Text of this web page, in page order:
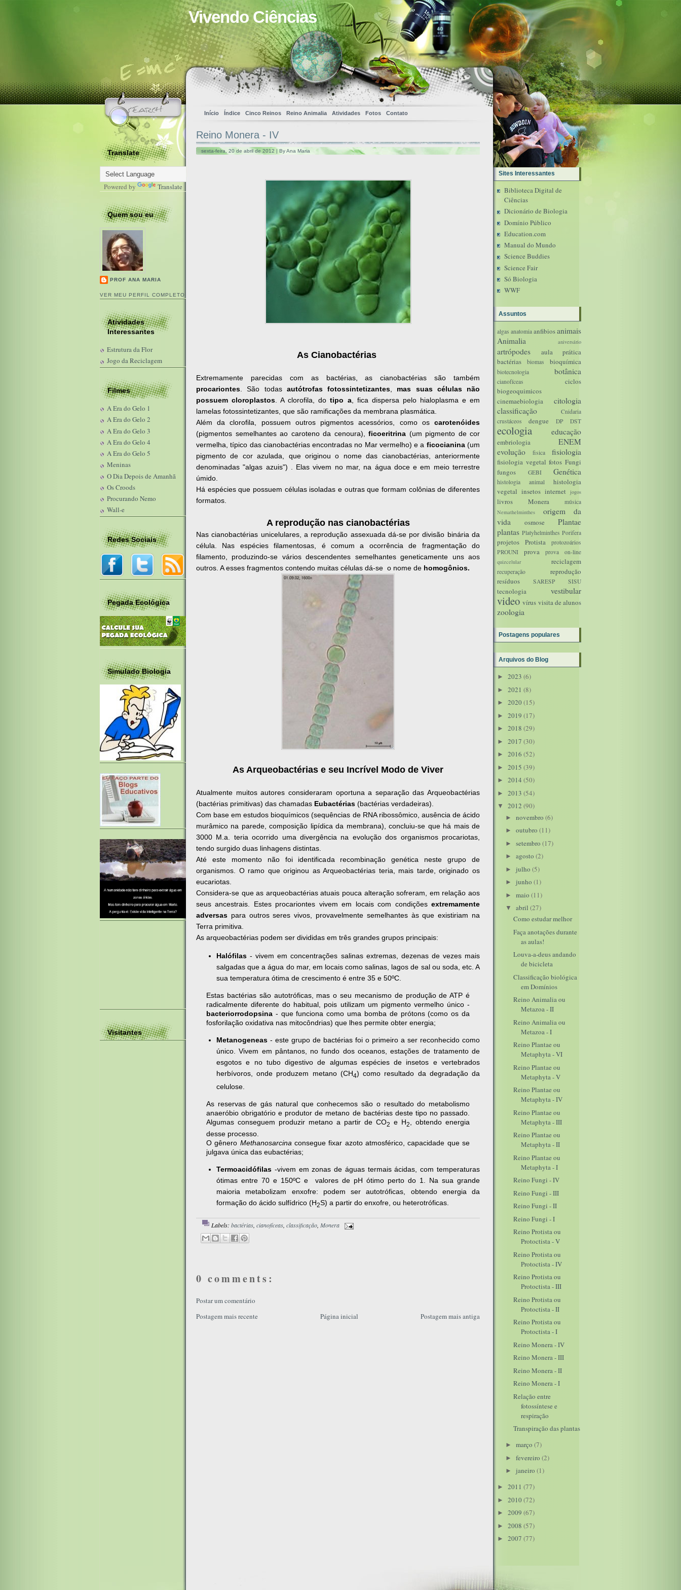
Vivendo Ciências
Início Índice Cinco Reinos Reino Animalia Atividades Fotos Contato
Translate
Powered by Translate
Quem sou eu
PROF ANA MARIA
VER MEU PERFIL COMPLETO
Atividades
Interessantes
Estrutura da Flor
Jogo da Reciclagem
Filmes
A Era do Gelo 1
A Era do Gelo 2
A Era do Gelo 3
A Era do Gelo 4
A Era do Gelo 5
Meninas
O Dia Depois de Amanhã
Os Croods
Procurando Nemo
Wall-e
Redes Sociais
Pegada Ecológica
Simulado Biologia
Visitantes
Reino Monera - IV
sexta-feira, 20 de abril de 2012 | By Ana Maria
As Cianobactérias
Extremamente parecidas com as bactérias, as cianobactérias são também
procariontes . São todas autótrofas fotossintetizantes
mas suas células não
possuem cloroplastos . A clorofila, dotipo a, fica dispersa pelo hialoplasma e em
lamelas fotossintetizantes, que são ramificações da membrana plasmática.
Além da clorofila, possuem outros pigmentos acessórios, como os carotenóides
(pigmentos semelhantes ao caroteno da cenoura), ficoeritrina (um pigmento de cor
vermelha, típico das cianobactérias encontradas no Mar vermelho) e a ficocianina(um
pigmento de cor azulada, que originou o nome das cianobactérias, anteriormente
denominadas "algas azuis") . Elas vivem no mar, na água doce e em meio terrestre
úmido.
Há espécies que possuem células isoladas e outras que formam colônias de diferentes
formatos.
A reprodução nas cianobactérias
Nas cianobactérias unicelulares, a reprodução assexuada dá-se por divisão binária da
célula. Nas espécies filamentosas, é comum a ocorrência de fragmentação do
filamento, produzindo-se vários descendentes semelhantes geneticamente uns aos
outros. A esses fragmentos contendo muitas células dá-se o nome de homogônios.
As Arqueobactérias e seu Incrível Modo de Viver
Atualmente muitos autores consideraram oportuna a separação das Arqueobactérias
(bactérias primitivas) das chamadas Eubactérias (bactérias verdadeiras).
Com base em estudos bioquímicos (sequências de RNA ribossômico, ausência de ácido
murâmico na parede, composição lipídica da membrana), concluiu-se que há mais de
3000 M.a. teria ocorrido uma divergência na evolução dos organismos procariotas,
tendo surgido duas linhagens distintas.
Até este momento não foi identificada recombinação genética neste grupo de
organismos. O ramo que originou as Arqueobactérias teria, mais tarde, originado os
eucariotas.
Considera-se que as arqueobactérias atuais pouca alteração sofreram, em relação aos
seus ancestrais. Estes procariontes vivem em locais com condições extremamente
adversas para outros seres vivos, provavelmente semelhantes às que existiriam na
Terra primitiva.
As arqueobactérias podem ser divididas em três grandes grupos principais:
Halófilas - vivem em concentrações salinas extremas, dezenas de vezes mais
salgadas que a água do mar, em locais como salinas, lagos de sal ou soda, etc. A
sua temperatura ótima de crescimento é entre 35 e 50ºC.
Estas bactérias são autotróficas, mas o seu mecanismo de produção de ATP é
radicalmente diferente do habitual, pois utilizam um pigmento vermelho único -
bacteriorrodopsina - que funciona como uma bomba de prótons (como os da
fosforilação oxidativa nas mitocôndrias) que lhes permite obter energia;
Metanogeneas - este grupo de bactérias foi o primeiro a ser reconhecido como
único. Vivem em pântanos, no fundo dos oceanos, estações de tratamento de
esgotos e no tubo digestivo de algumas espécies de insetos e vertebrados
herbívoros, onde produzem metano (CH4) como resultado da degradação da
celulose.
As reservas de gás natural que conhecemos são o resultado do metabolismo
anaeróbio obrigatório e produtor de metano de bactérias deste tipo no passado.
Algumas conseguem produzir metano a partir de CO2 e H2, obtendo energia
desse processo.
O gênero Methanosarcina consegue fixar azoto atmosférico, capacidade que se
julgava única das eubactérias;
Termoacidófilas -vivem em zonas de águas termais ácidas, com temperaturas
ótimas entre 70 e 150ºC e valores de pH ótimo perto do 1. Na sua grande
maioria metabolizam enxofre: podem ser autotróficas, obtendo energia da
formação do ácido sulfídrico (H2S) a partir do enxofre, ou heterotróficas.
Labels: bactérias cianofíceas classificação Monera
0 comments:
Postar um comentário
Postagem mais recente
Postagem mais antiga
Página inicial
Sites Interessantes
Biblioteca Digital de
Ciências
Dicionário de Biologia
Domínio Público
Education.com
Manual do Mundo
Science Buddies
Science Fair
Só Biologia
WWF
Assuntos
algas anatomia anfibiosanimais
Animalia
aniversário
artrópodes
aula prática
bactérias
biomas bioquímica
biotecnologia botânica
cianofíceas
ciclos
biogeoquimicos
cinemaebiologia
citologia
classificação
Cnidaria
crustáceos
dengue DP DST
ecologia educação
embriologia
ENEM
evolução
fisica fisiologia
fisiologia vegetal fotos Fungi
fungos
GEBI Genética
histologia animal
histologia
vegetal insetos internet jogos
livros Monera música
Nemathelminthes
origem da
vida
osmose
Plantae
plantas Platyhelminthes Porifera
projetos Protista
protozoários
PROUNI
prova prova on-line
quizcelular reciclagem
recuperação
reprodução
resíduos
SARESP SISU
tecnologia vestibular
video vírus visita de alunos
zoologia
Postagens populares
Arquivos do Blog
► 2023 (6)
► 2021 (8)
► 2020 (15)
► 2019 (17)
► 2018 (29)
► 2017 (30)
► 2016 (52)
► 2015 (39)
► 2014 (50)
► 2013 (54)
▼ 2012 (90)
► novembro (6)
► outubro (11)
► setembro (17)
► agosto (2)
► julho (5)
► junho (1)
► maio (11)
▼ abril (27)
Como estudar melhor
Faça anotações durante
as aulas!
Louva-a-deus andando
de bicicleta
Classificação biológica
em Domínios
Reino Animalia ou
Metazoa - II
Reino Animalia ou
Metazoa - I
Reino Plantae ou
Metaphyta - VI
Reino Plantae ou
Metaphyta - V
Reino Plantae ou
Metaphyta - IV
Reino Plantae ou
Metaphyta - III
Reino Plantae ou
Metaphyta - II
Reino Plantae ou
Metaphyta - I
Reino Fungi - IV
Reino Fungi - III
Reino Fungi - II
Reino Fungi - I
Reino Protista ou
Protoctista - V
Reino Protista ou
Protoctista - IV
Reino Protista ou
Protoctista - III
Reino Protista ou
Protoctista - II
Reino Protista ou
Protoctista - I
Reino Monera - IV
Reino Monera - III
Reino Monera - II
Reino Monera - I
Relação entre
fotossíntese e
respiração
Transpiração das plantas
► março (7)
► fevereiro (2)
► janeiro (1)
► 2011 (77)
► 2010 (72)
► 2009 (67)
► 2008 (57)
► 2007 (77)